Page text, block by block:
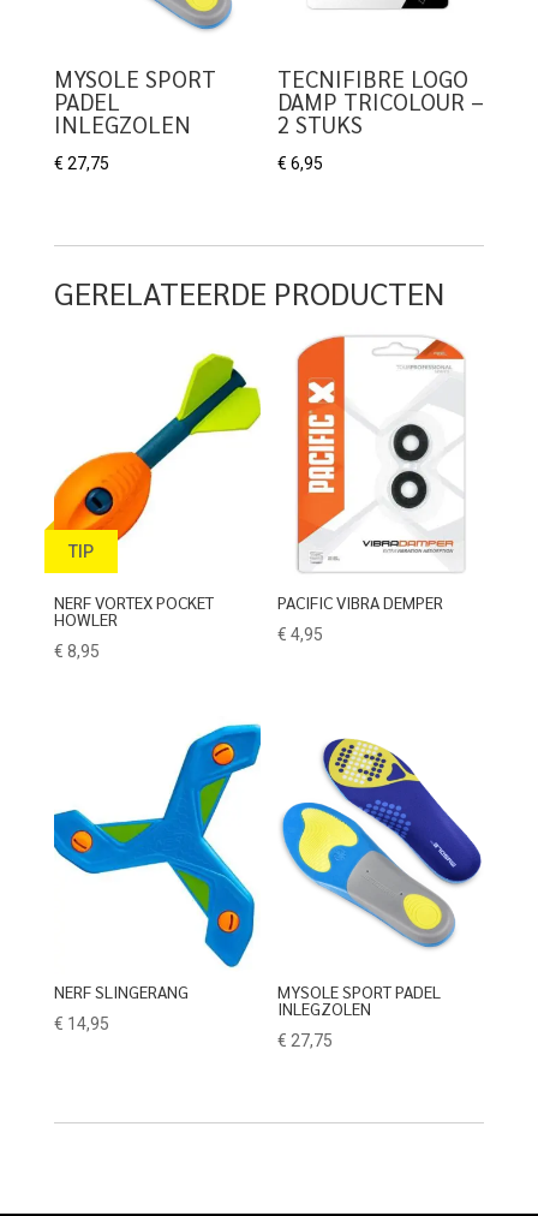
MYSOLE SPORT
PADEL
INLEGZOLEN
€ 27,75
TECNIFIBRE LOGO
DAMP TRICOLOUR –
2 STUKS
€ 6,95
GERELATEERDE PRODUCTEN
TIP
NERF VORTEX POCKET
HOWLER
€ 8,95
PACIFIC VIBRA DEMPER
€ 4,95
NERF SLINGERANG
€ 14,95
MYSOLE SPORT PADEL
INLEGZOLEN
€ 27,75